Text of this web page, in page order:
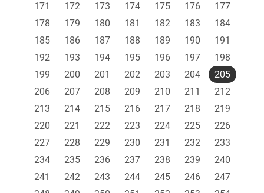
171
172 173 174 175 176
177
178
179 180 181 182 183
184
185
186 187 188 189 190
191
192
193 194 195 196 197
198
199
200 201 202 203 204
205
206
207 208 209 210 211
212
213
214 215 216 217 218
219
220
221 222 223 224 225
226
227
228 229 230 231 232
233
234
235 236 237 238 239
240
241
242 243 244 245 246
247